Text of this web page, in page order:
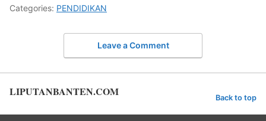
Categories: PENDIDIKAN
Leave a Comment
LIPUTANBANTEN.COM Back to top